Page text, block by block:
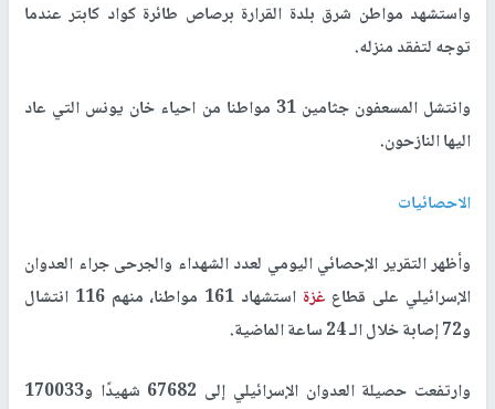
واستشهد مواطن شرق بلدة القرارة برصاص طائرة كواد كابتر عندما
توجه لتفقد منزله.
وانتشل المسعفون جثامين 31 مواطنا من احياء خان يونس التي عاد
اليها النازحون.
الاحصائيات
وأظهر التقرير الإحصائي اليومي لعدد الشهداء والجرحى جراء العدوان
الإسرائيلي على قطاع غزة
استشهاد 161 مواطنا، منهم 116 انتشال
و72 إصابة خلال الـ 24 ساعة الماضية.
وارتفعت حصيلة العدوان الإسرائيلي إلى 67682 شهيدًا و170033